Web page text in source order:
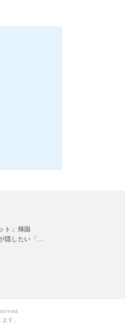
ト」帰国
隠したい「...
す。